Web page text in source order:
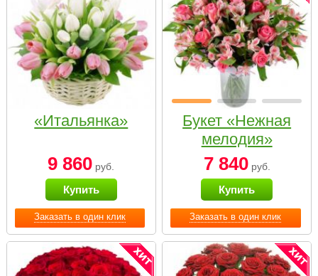
Заказать в один клик
«Итальянка»
9 860 руб.
Купить
Заказать в один клик
Букет «Нежная
мелодия»
7 840руб.
Купить